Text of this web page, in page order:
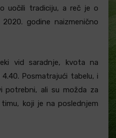
uočili tradiciju, a reč je o
godine naizmenično
vid saradnje, kvota na
Posmatrajući tabelu, i
potrebni, ali su možda za
koji je na poslednjem